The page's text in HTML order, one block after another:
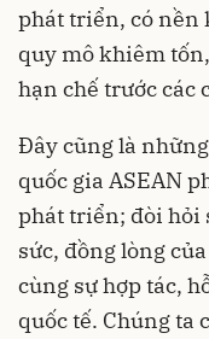
phát triển, có nền
quy mô khiêm
hạn chế trước các
Đây cũng là
quốc gia ASEAN
phát triển; đòi hỏi
sức, đồng lòng
cùng sự hợp tác,
quốc tế. Chúng ta